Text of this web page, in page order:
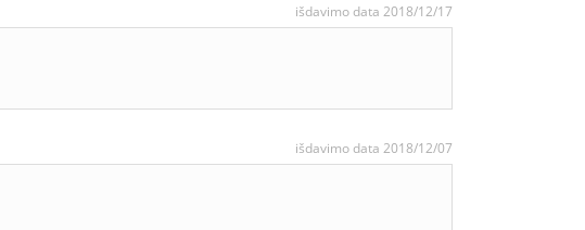
išdavimo data 2018/12/17
išdavimo data 2018/12/07